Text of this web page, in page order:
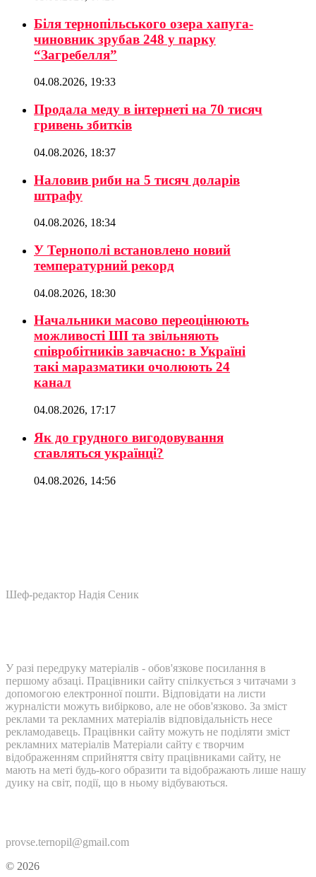
Біля тернопільського озера хапуга-
чиновник зрубав 248 у парку
“Загребелля”
04.08.2026, 19:33
Продала меду в інтернеті на 70 тисяч
гривень збитків
04.08.2026, 18:37
Наловив риби на 5 тисяч доларів
штрафу
04.08.2026, 18:34
У Тернополі встановлено новий
температурний рекорд
04.08.2026, 18:30
Начальники масово переоцінюють
можливості ШІ та звільняють
співробітників завчасно: в Україні
такі маразматики очолюють 24
канал
04.08.2026, 17:17
Як до грудного вигодовування
ставляться українці?
04.08.2026, 14:56
Шеф-редактор Надія Сеник
У разі передруку матеріалів - обов'язкове посилання в
першому абзаці. Працівники сайту спілкується з читачами з
допомогою електронної пошти. Відповідати на листи
журналісти можуть вибірково, але не обов'язково. За зміст
реклами та рекламних матеріалів відповідальність несе
рекламодавець. Працівнки сайту можуть не поділяти зміст
рекламних матеріалів Матеріали сайту є творчим
відображенням сприйняття світу працівниками сайту, не
мають на меті будь-кого образити та відображають лише нашу
дуику на світ, події, що в ньому відбуваються.
provse.ternopil@gmail.com
© 2026